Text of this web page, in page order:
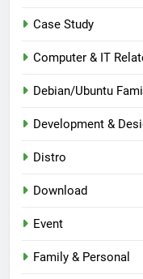
Case Study
Computer & IT
Debian/Ubuntu
Development &
Distro
Download
Event
Family & Personal